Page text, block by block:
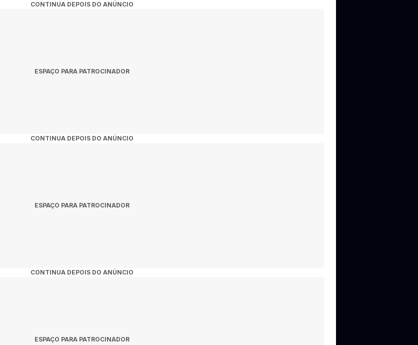
CONTINUA DEPOIS DO ANÚNCIO
ESPAÇO PARA PATROCINADOR
CONTINUA DEPOIS DO ANÚNCIO
ESPAÇO PARA PATROCINADOR
CONTINUA DEPOIS DO ANÚNCIO
ESPAÇO PARA PATROCINADOR